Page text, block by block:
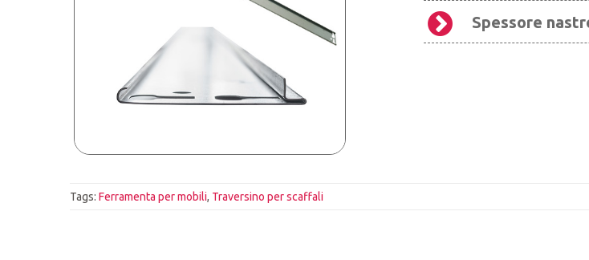
Spessore
Tags: Ferramenta per mobili, Traversino per scaffali